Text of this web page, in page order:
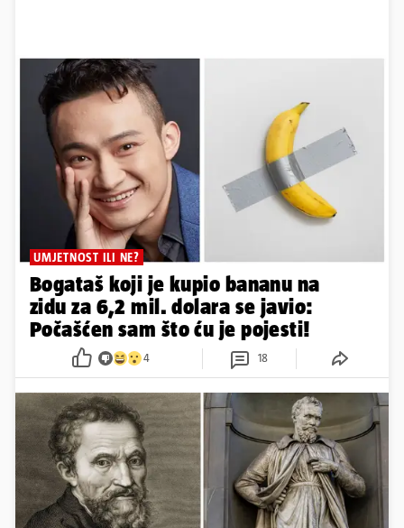
UMJETNOST ILI NE?
Bogataš koji je kupio bananu na
zidu za 6,2 mil. dolara se javio:
Počašćen sam što ću je pojesti!
4 18